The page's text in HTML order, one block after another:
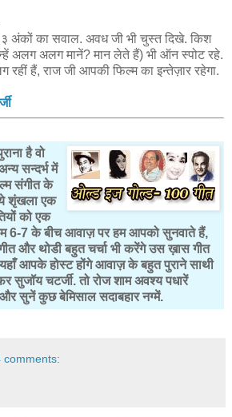
अंकों का सवाल. अवध जी भी चुस्त दिखे. किश
अलग अलग मानें? मान लेते हैं) भी ऑन स्पोट रहे.
रहीं हैं, राज जी आपकी फिल्म का इन्तेज़ार रहेगा.
है वो
सन्दर्भ में
संगीत के
शृंखला एक
को एक
6-7 के बीच आवाज़ पर हम आपको सुनवाते हैं,
और थोडी बहुत चर्चा भी करेंगे उस ख़ास गीत
आपके होस्ट होंगे आवाज़ के बहुत पुराने साथी
चटर्जी. तो रोज शाम अवश्य पधारें
सुनें कुछ बेमिसाल सदाबहार नग्में.
comments: